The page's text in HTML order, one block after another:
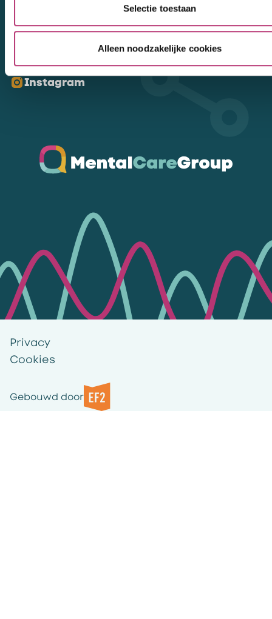
Selectie toestaan
Alleen noodzakelijke cookies
Kom ons volgen
Instagram
Privacy
Cookies
Gebouwd door